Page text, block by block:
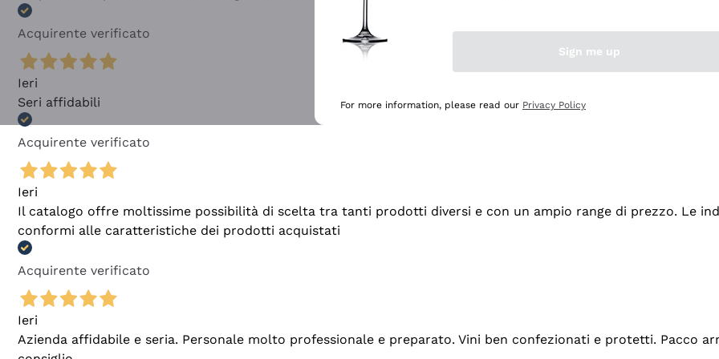
Acquirente verificato
Ieri
Seri affidabili
Acquirente verificato
Ieri
Il catalogo offre moltissime possibilità di scelta tra tanti prodotti diversi e con un ampio range di prezzo. Le
conformi alle caratteristiche dei prodotti acquistati
Acquirente verificato
Ieri
Azienda affidabile e seria. Personale molto professionale e preparato. Vini ben confezionati e protetti. Pacco
Sign me up
For more information, please read our Privacy Policy